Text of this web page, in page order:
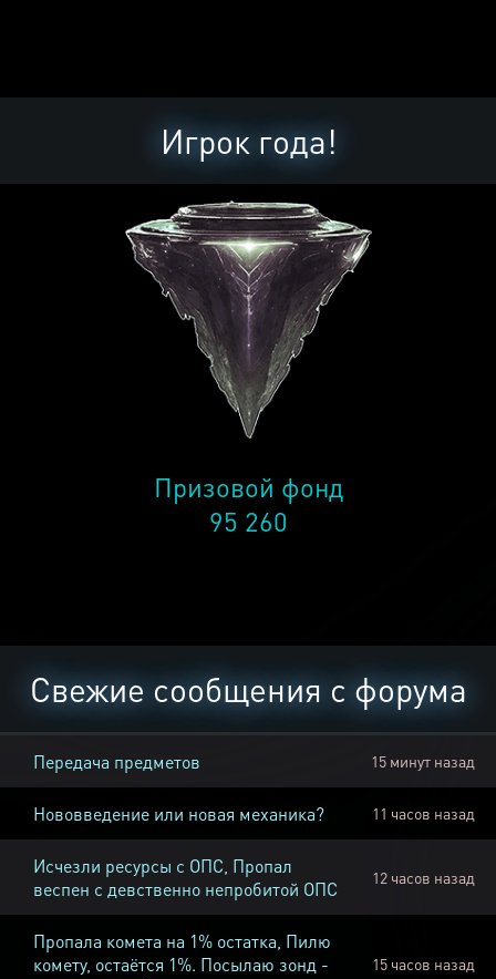
Игрок года!
Призовой фонд
95 260
Свежие сообщения с форума
Передача предметов 15 минут назад
Нововведение или новая механика? 11 часов назад
Исчезли ресурсы с ОПС, Пропал
веспен с девственно непробитой ОПС
12 часов назад
Пропала комета на 1% остатка, Пилю
комету, остаётся 1%. Посылаю зонд -
15 часов назад